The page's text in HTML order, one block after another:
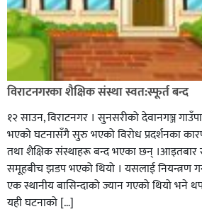
विराटनगरका शैक्षिक संस्था स्वत:स्फूर्त बन्द
१२ साउन, विराटनगर । सुनसरीको देवानगञ्ज
भएको घटनासँगै सुरु भएको विरोध प्रदर्शनका
तथा शैक्षिक संस्थाहरू बन्द भएका छन् ।आइतबार
समूहबीच झडप भएको थियो । यसलाई नियन्त्रण
एक स्थानीय बासिन्दाको ज्यान गएको थियो भने
यही घटनाको […]